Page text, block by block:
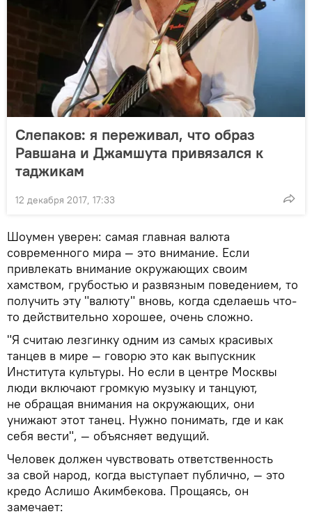
Слепаков: я переживал, что образ
Равшана и Джамшута привязался к
таджикам
12 декабря 2017, 17:33
Шоумен уверен: самая главная валюта
современного мира — это внимание. Если
привлекать внимание окружающих своим
хамством, грубостью и развязным поведением, то
получить эту "валюту" вновь, когда сделаешь что-
то действительно хорошее, очень сложно.
"Я считаю лезгинку одним из самых красивых
танцев в мире — говорю это как выпускник
Института культуры. Но если в центре Москвы
люди включают громкую музыку и танцуют,
не обращая внимания на окружающих, они
унижают этот танец. Нужно понимать, где и как
себя вести", — объясняет ведущий.
Человек должен чувствовать ответственность
за свой народ, когда выступает публично, — это
кредо Аслишо Акимбекова. Прощаясь, он
замечает: